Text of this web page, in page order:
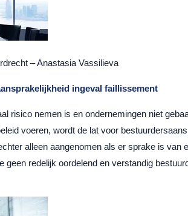
– Anastasia Vassilieva
ingeval faillissement
risico nemen is en ondernemingen niet
voeren, wordt de lat voor
alleen aangenomen als er sprake is van
geen redelijk oordelend en verstandig